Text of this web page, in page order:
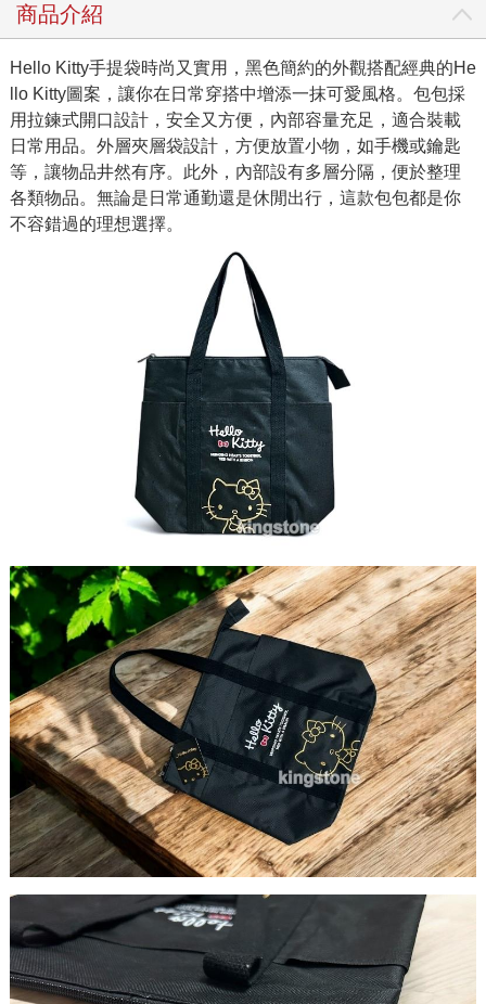
商品介紹
Hello Kitty手提袋時尚又實用，黑色簡約的外觀搭配經典的He
llo Kitty圖案，讓你在日常穿搭中增添一抹可愛風格。包包採
用拉鍊式開口設計，安全又方便，內部容量充足，適合裝載
日常用品。外層夾層袋設計，方便放置小物，如手機或鑰匙
等，讓物品井然有序。此外，內部設有多層分隔，便於整理
各類物品。無論是日常通勤還是休閒出行，這款包包都是你
不容錯過的理想選擇。